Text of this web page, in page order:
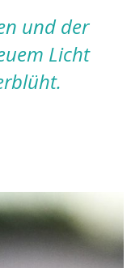
und der
Licht